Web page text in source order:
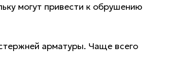
могут привести к обрушению
арматуры. Чаще всего